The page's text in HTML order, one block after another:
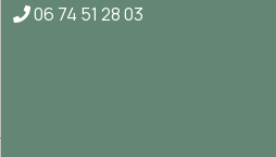
06 74 51 28 03